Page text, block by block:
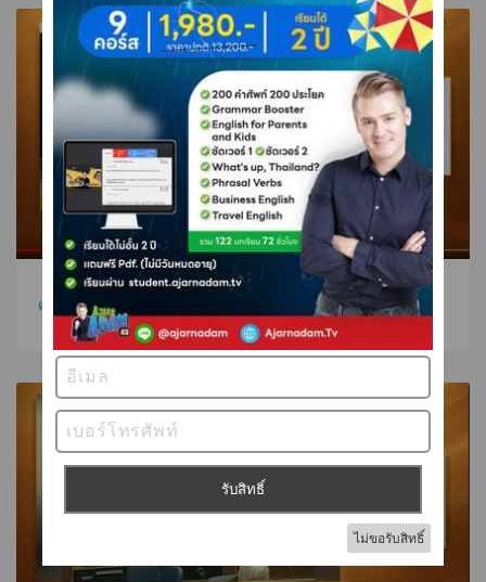
คุณปู่นักปั่นวัย 106 ปี ประกาศยุติหลังคว้าแชมป์โชกโชน